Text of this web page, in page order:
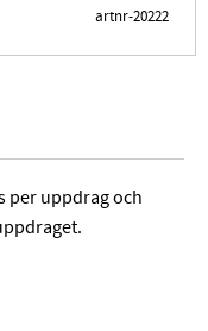
artnr-20222
per uppdrag och